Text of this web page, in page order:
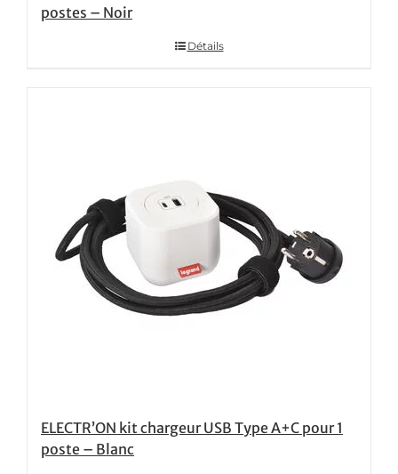
postes – Noir
Détails
ELECTR’ON kit chargeur USB Type A+C pour 1
poste – Blanc